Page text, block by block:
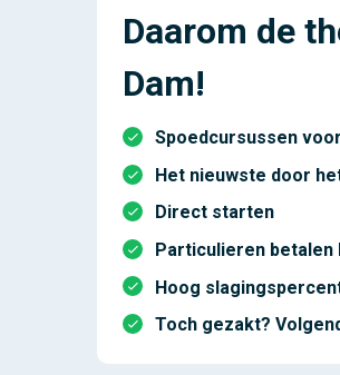
Daarom de
Dam!
Spoedcursussen
Het nieuwste door
Direct starten
Particulieren betalen
Hoog
Toch gezakt?